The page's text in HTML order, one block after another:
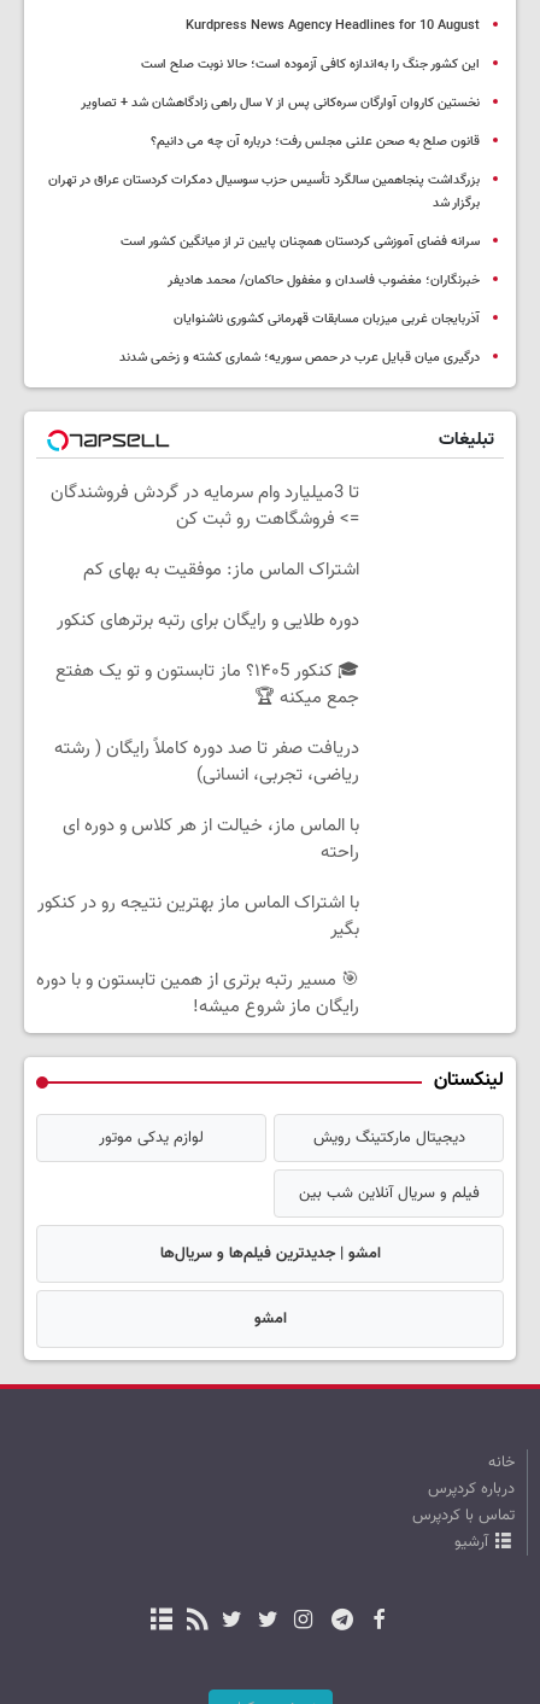
Kurdpress News Agency Headlines for 10 August
این کشور جنگ را به‌اندازه کافی آزموده است؛ حالا نوبت صلح است
نخستین کاروان آوارگان سره‌کانی پس از ۷ سال راهی زادگاهشان شد + تصاویر
قانون صلح به صحن علنی مجلس رفت؛ درباره آن چه می دانیم؟
بزرگداشت پنجاهمین سالگرد تأسیس حزب سوسیال دمکرات کردستان عراق در تهران
برگزار شد
سرانه فضای آموزشی کردستان همچنان پایین تر از میانگین کشور است
خبرنگاران؛ مغضوب فاسدان و مغفول حاکمان/ محمد هادیفر
آذربایجان غربی میزبان مسابقات قهرمانی کشوری ناشنوایان
درگیری میان قبایل عرب در حمص سوریه؛ شماری کشته و زخمی شدند
تبلیغات
تا 3میلیارد وام سرمایه در گردش فروشندگان
=> فروشگاهت رو ثبت کن
اشتراک الماس ماز: موفقیت به بهای کم
دوره طلایی و رایگان برای رتبه برترهای کنکور
🎓 کنکور ۱۴۰5؟ ماز تابستون و تو یک هفتع
جمع میکنه 🏆
دریافت صفر تا صد دوره کاملاً رایگان ( رشته
ریاضی، تجربی، انسانی)
با الماس ماز، خیالت از هر کلاس و دوره ای
راحته
با اشتراک الماس ماز بهترین نتیجه رو در کنکور
بگیر
🎯 مسیر رتبه برتری از همین تابستون و با دوره
رایگان ماز شروع میشه!
لینکستان
دیجیتال مارکتینگ رویش لوازم یدکی موتور
فیلم و سریال آنلاین شب بین
امشو | جدیدترین فیلم‌ها و سریال‌ها
امشو
خانه
درباره کردپرس
تماس با کردپرس
آرشیو